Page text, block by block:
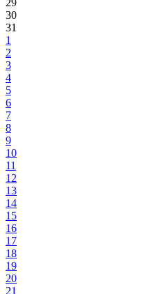
29
30
31
1
2
3
4
5
6
7
8
9
10
11
12
13
14
15
16
17
18
19
20
21